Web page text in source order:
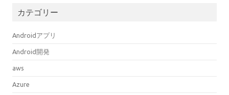
カテゴリー
Androidアプリ
Android開発
aws
Azure